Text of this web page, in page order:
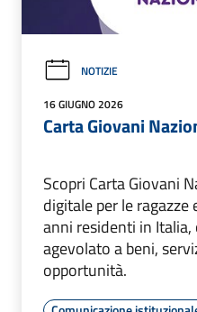
NOTIZIE
16 GIUGNO 2026
Carta Giovani
Scopri Carta Giovani
digitale per le ragazze
anni residenti in Italia,
agevolato a beni,
opportunità.